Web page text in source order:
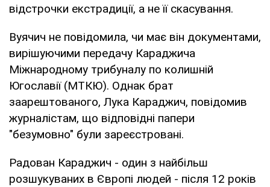
відстрочки екстрадиції, а не її скасування.
Вуячич не повідомила, чи має він документами,
вирішуючими передачу Караджича
Міжнародному трибуналу по колишній
Югославії (МТКЮ). Однак брат
заарештованого, Лука Караджич, повідомив
журналістам, що відповідні папери
"безумовно" були зареєстровані.
Радован Караджич - один з найбільш
розшукуваних в Європі людей - після 12 років